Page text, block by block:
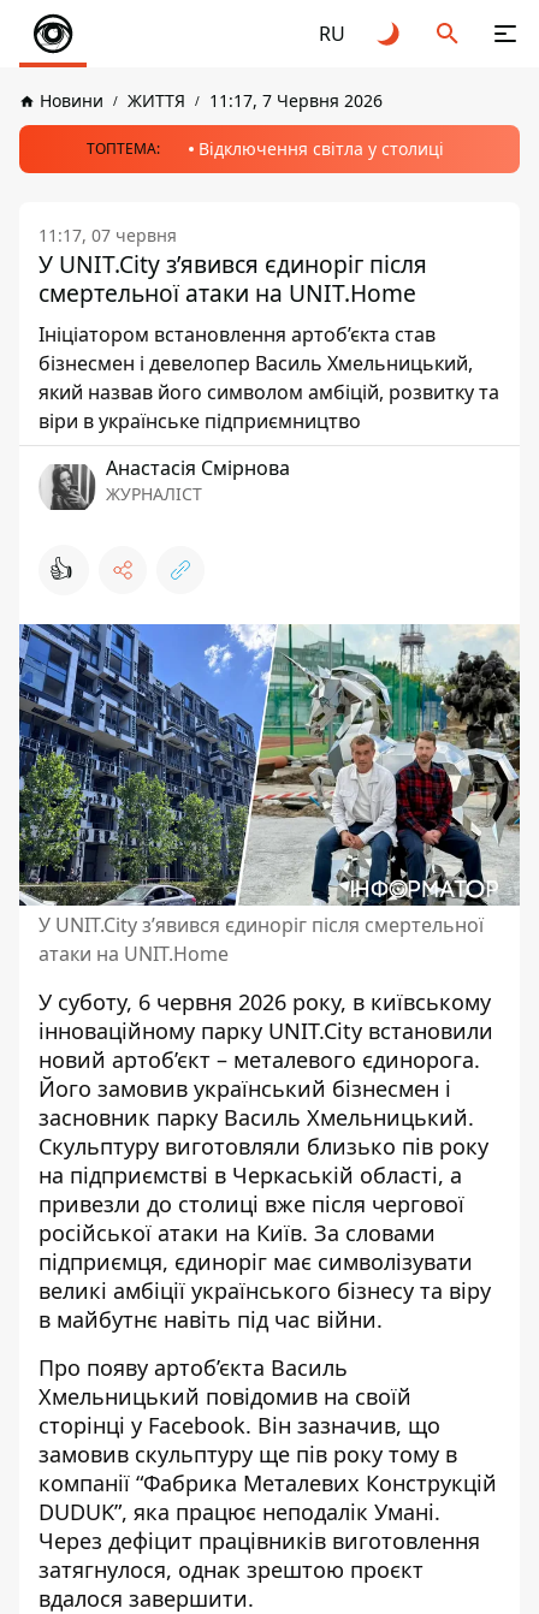
RU
Новини ЖИТТЯ 11:17, 7 Червня 2026
ТОПТЕМА: Відключення світла у столиці
11:17, 07 червня
У UNIT.City з’явився єдиноріг після
смертельної атаки на UNIT.Home
Ініціатором встановлення артоб’єкта став
бізнесмен і девелопер Василь Хмельницький,
який назвав його символом амбіцій, розвитку та
віри в українське підприємництво
Анастасія Смірнова
ЖУРНАЛІСТ
👍
У UNIT.City з’явився єдиноріг після смертельної
атаки на UNIT.Home
У суботу, 6 червня 2026 року, в київському
інноваційному парку UNIT.City встановили
новий артоб’єкт – металевого єдинорога.
Його замовив український бізнесмен і
засновник парку Василь Хмельницький.
Скульптуру виготовляли близько пів року
на підприємстві в Черкаській області, а
привезли до столиці вже після чергової
російської атаки на Київ. За словами
підприємця, єдиноріг має символізувати
великі амбіції українського бізнесу та віру
в майбутнє навіть під час війни.
Про появу артоб’єкта Василь
Хмельницький повідомив на своїй
сторінці у Facebook. Він зазначив, що
замовив скульптуру ще пів року тому в
компанії “Фабрика Металевих Конструкцій
DUDUK”, яка працює неподалік Умані.
Через дефіцит працівників виготовлення
затягнулося, однак зрештою проєкт
вдалося завершити.